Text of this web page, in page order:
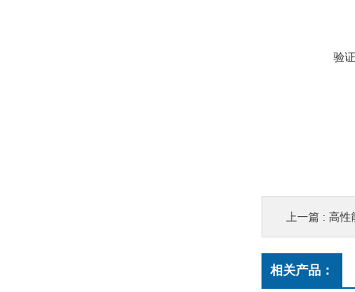
验
上一篇 : 高性
相关产品：